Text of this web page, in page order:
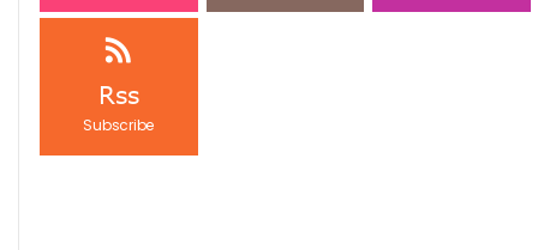
Rss
Subscribe